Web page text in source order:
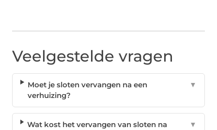
Veelgestelde vragen
Moet je sloten vervangen na een
verhuizing?
▼
Wat kost het vervangen van sloten na
▼